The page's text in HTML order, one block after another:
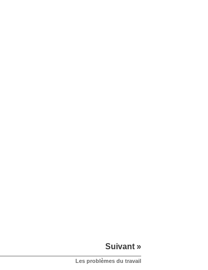
Suivant »
Les problèmes du travail